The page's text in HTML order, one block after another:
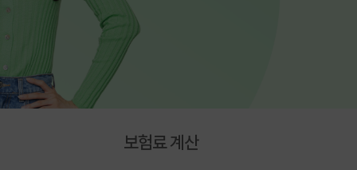
보험료 계산